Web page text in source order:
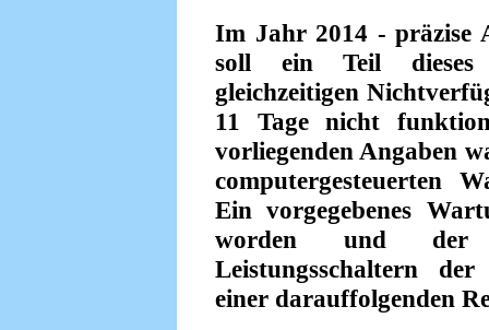
Im Jahr 2014 - präzise
soll ein Teil dieses
gleichzeitigen
11 Tage nicht
vorliegenden Angaben
computergesteuerten
Ein vorgegebenes
worden und der
Leistungsschaltern
einer darauffolgenden